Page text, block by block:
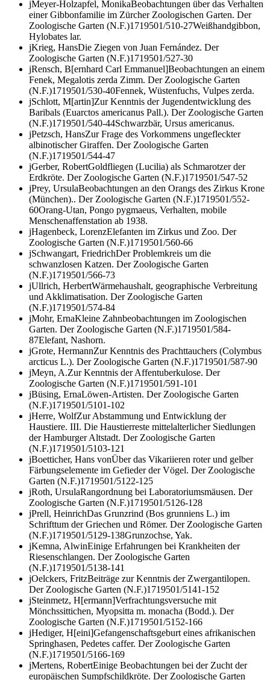
jMeyer-Holzapfel, MonikaBeobachtungen über das Verhalten
einer Gibbonfamilie im Zürcher Zoologischen Garten. Der
Zoologische Garten (N.F.)1719501/510-27Weißhandgibbon,
Hylobates lar.
jKrieg, HansDie Ziegen von Juan Fernández. Der
Zoologische Garten (N.F.)1719501/527-30
jRensch, B[ernhard Carl Emmanuel]Beobachtungen an einem
Fenek, Megalotis zerda Zimm. Der Zoologische Garten
(N.F.)1719501/530-40Fennek, Wüstenfuchs, Vulpes zerda.
jSchlott, M[artin]Zur Kenntnis der Jugendentwicklung des
Baribals (Euarctos americanus Pall.). Der Zoologische Garten
(N.F.)1719501/540-44Schwarzbär, Ursus americanus.
jPetzsch, HansZur Frage des Vorkommens ungefleckter
albinotischer Giraffen. Der Zoologische Garten
(N.F.)1719501/544-47
jGerber, RobertGoldfliegen (Lucilia) als Schmarotzer der
Erdkröte. Der Zoologische Garten (N.F.)1719501/547-52
jPrey, UrsulaBeobachtungen an den Orangs des Zirkus Krone
(München).. Der Zoologische Garten (N.F.)1719501/552-
60Orang-Utan, Pongo pygmaeus, Verhalten, mobile
Menschenaffenstation ab 1938.
jHagenbeck, LorenzElefanten im Zirkus und Zoo. Der
Zoologische Garten (N.F.)1719501/560-66
jSchwangart, FriedrichDer Problemkreis um die
schwanzlosen Katzen. Der Zoologische Garten
(N.F.)1719501/566-73
jUllrich, HerbertWärmehaushalt, geographische Verbreitung
und Akklimatisation. Der Zoologische Garten
(N.F.)1719501/574-84
jMohr, ErnaKleine Zahnbeobachtungen im Zoologischen
Garten. Der Zoologische Garten (N.F.)1719501/584-
87Elefant, Nashorn.
jGrote, HermannZur Kenntnis des Prachttauchers (Colymbus
arcticus L.). Der Zoologische Garten (N.F.)1719501/587-90
jMeyn, A.Zur Kenntnis der Affentuberkulose. Der
Zoologische Garten (N.F.)1719501/591-101
jBüsing, ErnaLöwen-Artisten. Der Zoologische Garten
(N.F.)1719501/5101-102
jHerre, WolfZur Abstammung und Entwicklung der
Haustiere. III. Die Haustierreste mittelalterlicher Siedlungen
der Hamburger Altstadt. Der Zoologische Garten
(N.F.)1719501/5103-121
jBoetticher, Hans vonÜber das Vikariieren roter und gelber
Färbungselemente im Gefieder der Vögel. Der Zoologische
Garten (N.F.)1719501/5122-125
jRoth, UrsulaRangordnung bei Laboratoriumsmäusen. Der
Zoologische Garten (N.F.)1719501/5126-128
jPrell, HeinrichDas Grunzrind (Bos grunniens L.) im
Schrifttum der Griechen und Römer. Der Zoologische Garten
(N.F.)1719501/5129-138Grunzochse, Yak.
jKemna, AlwinEinige Erfahrungen bei Krankheiten der
Riesenschlangen. Der Zoologische Garten
(N.F.)1719501/5138-141
jOelckers, FritzBeiträge zur Kenntnis der Zwergantilopen.
Der Zoologische Garten (N.F.)1719501/5141-152
jSteinmetz, H[ermann]Verfrachtungsversuche mit
Mönchssittichen, Myopsitta m. monacha (Bodd.). Der
Zoologische Garten (N.F.)1719501/5152-166
jHediger, H[eini]Gefangenschaftsgeburt eines afrikanischen
Springhasen, Pedetes caffer. Der Zoologische Garten
(N.F.)1719501/5166-169
jMertens, RobertEinige Beobachtungen bei der Zucht der
europäischen Sumpfschildkröte. Der Zoologische Garten